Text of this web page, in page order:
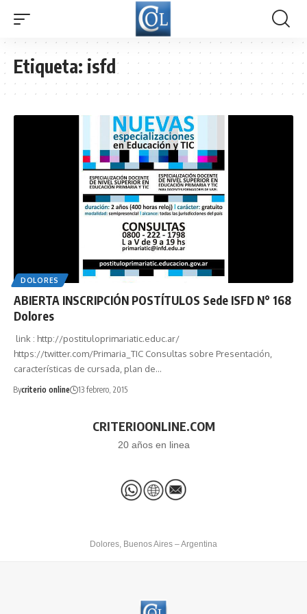
Etiqueta:isfd
DOLORES
ABIERTA INSCRIPCIÓN POSTÍTULOS Sede ISFD N° 168
Dolores
link : http://postituloprimariatic.educ.ar/
https://twitter.com/Primaria_TIC Consultas sobre Presentación,
características de cursada, plan de…
Bycriterio online 13 febrero, 2015
CRITERIOONLINE.COM
20 años en linea
Dolores, Buenos Aires – Argentina